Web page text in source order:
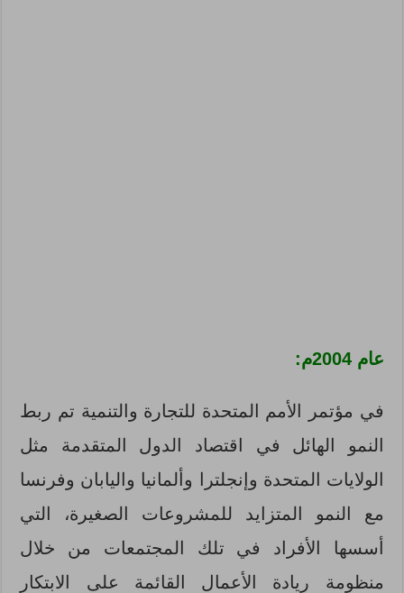
عام 2004م:
في مؤتمر الأمم المتحدة للتجارة والتنمية تم ربط
النمو الهائل في اقتصاد الدول المتقدمة مثل
الولايات المتحدة وإنجلترا وألمانيا واليابان وفرنسا
مع النمو المتزايد للمشروعات الصغيرة، التي
أسسها الأفراد في تلك المجتمعات من خلال
منظومة ريادة الأعمال القائمة على الابتكار